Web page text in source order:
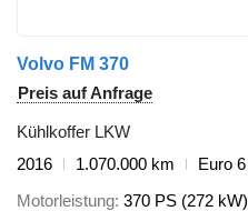
Volvo FM 370
Preis auf Anfrage
Kühlkoffer LKW
2016
1.070.000 km
Euro 6
Motorleistung 370 PS (272 kW)